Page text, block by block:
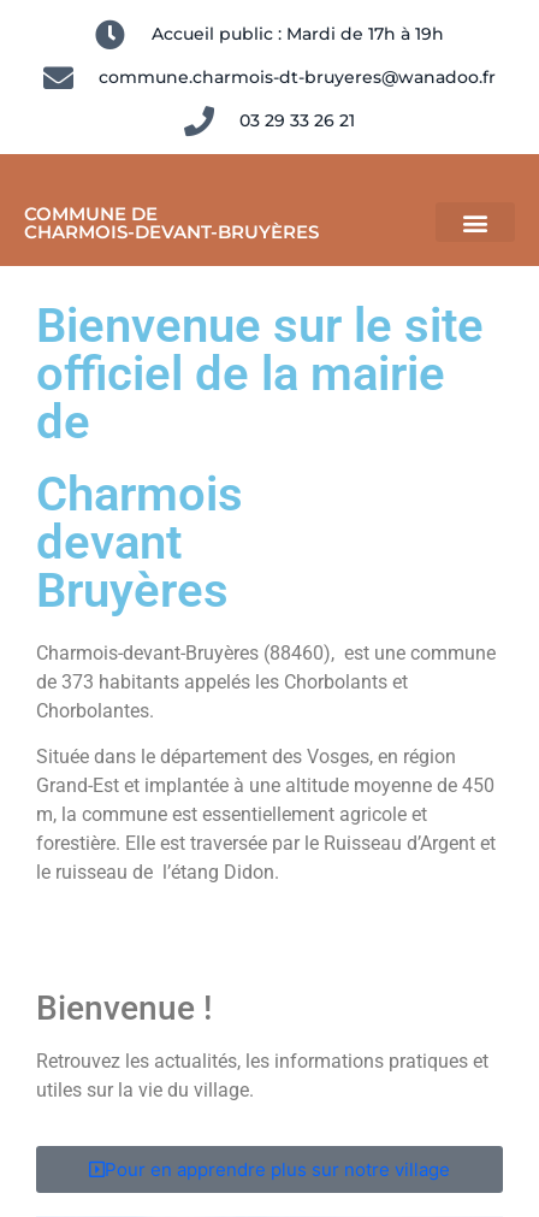
Accueil public : Mardi de 17h à 19h
commune.charmois-dt-bruyeres@wanadoo.fr
03 29 33 26 21
COMMUNE DE
CHARMOIS-DEVANT-BRUYÈRES
Bienvenue sur le site
officiel de la mairie
de
Charmois
devant
Bruyères
Charmois-devant-Bruyères (88460), est une commune
de 373 habitants appelés les Chorbolants et
Chorbolantes.
Située dans le département des Vosges, en région
Grand-Est et implantée à une altitude moyenne de 450
m, la commune est essentiellement agricole et
forestière. Elle est traversée par le Ruisseau d’Argent et
le ruisseau de l’étang Didon.
Bienvenue !
Retrouvez les actualités, les informations pratiques et
utiles sur la vie du village.
Pour en apprendre plus sur notre village